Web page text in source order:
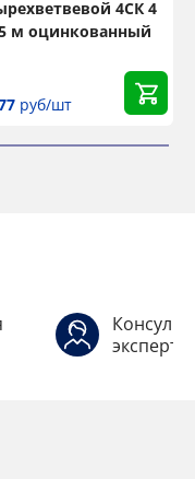
4СК 4
м оцинкованный
руб/шт